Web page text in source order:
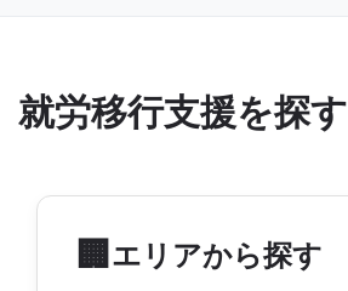
就労移行支援を探す
🏢 エリアから探す